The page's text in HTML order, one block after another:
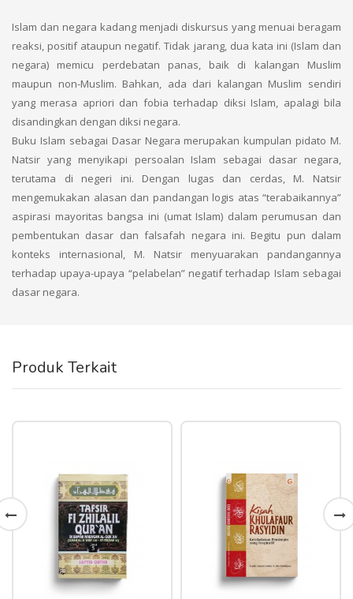
Islam dan negara kadang menjadi diskursus yang menuai beragam
reaksi, positif ataupun negatif. Tidak jarang, dua kata ini (Islam dan
negara) memicu perdebatan panas, baik di kalangan Muslim
maupun non-Muslim. Bahkan, ada dari kalangan Muslim sendiri
yang merasa apriori dan fobia terhadap diksi Islam, apalagi bila
disandingkan dengan diksi negara.
Buku Islam sebagai Dasar Negara merupakan kumpulan pidato M.
Natsir yang menyikapi persoalan Islam sebagai dasar negara,
terutama di negeri ini. Dengan lugas dan cerdas, M. Natsir
mengemukakan alasan dan pandangan logis atas “terabaikannya”
aspirasi mayoritas bangsa ini (umat Islam) dalam perumusan dan
pembentukan dasar dan falsafah negara ini. Begitu pun dalam
konteks internasional, M. Natsir menyuarakan pandangannya
terhadap upaya-upaya “pelabelan” negatif terhadap Islam sebagai
dasar negara.
Produk Terkait